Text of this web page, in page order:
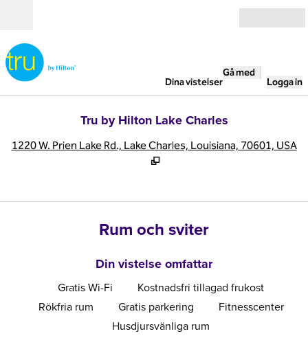
Dina vistelser
Gå med
Logga in
Tru by Hilton Lake Charles
1220 W. Prien Lake Rd., Lake Charles, Louisiana, 70601, USA,
Rum och sviter
Din vistelse omfattar
Gratis Wi-Fi
Kostnadsfri tillagad frukost
Rökfria rum
Gratis parkering
Fitnesscenter
Husdjursvänliga rum